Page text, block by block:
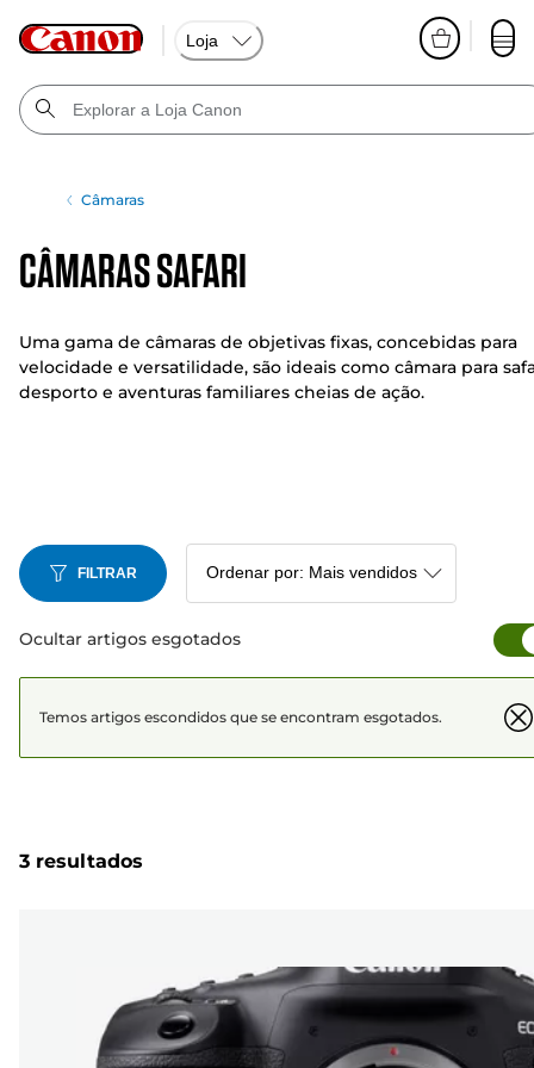
Loja
Câmaras
Câmaras safari
Uma gama de câmaras de objetivas fixas, concebidas para
velocidade e versatilidade, são ideais como câmara para
desporto e aventuras familiares cheias de ação.
FILTRAR
Ocultar artigos esgotados
Temos artigos escondidos que se encontram esgotados.
3 resultados